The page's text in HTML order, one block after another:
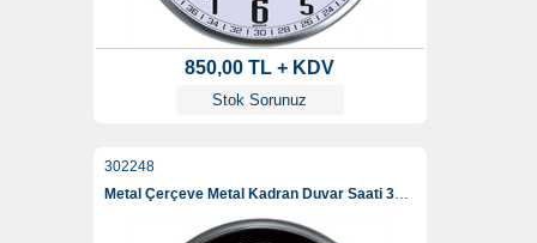
850,00 TL + KDV
Stok Sorunuz
302248
Metal Çerçeve Metal Kadran Duvar Saati 35 Cm